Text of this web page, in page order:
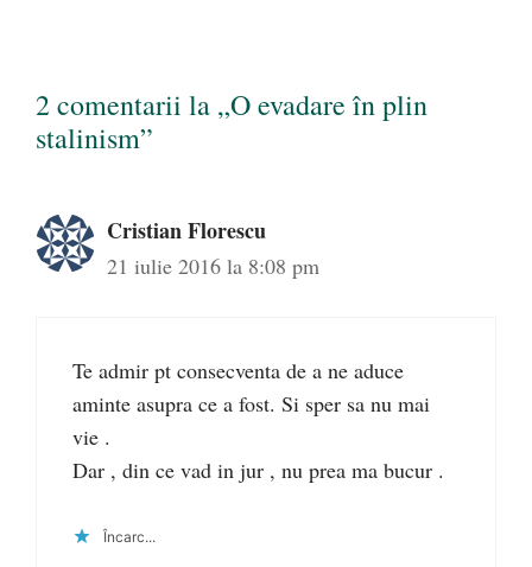
2 comentarii la „O evadare în plin
stalinism”
Cristian Florescu
21 iulie 2016 la 8:08 pm
Te admir pt consecventa de a ne aduce
aminte asupra ce a fost. Si sper sa nu mai
vie .
Dar , din ce vad in jur , nu prea ma bucur .
Încarc...